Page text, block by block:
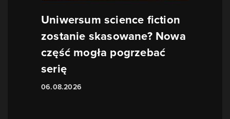
Uniwersum science fiction
zostanie skasowane? Nowa
część mogła pogrzebać
serię
06.08.2026